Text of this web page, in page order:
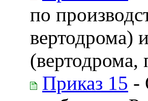
по
вертодрома)
Приказ 15 -